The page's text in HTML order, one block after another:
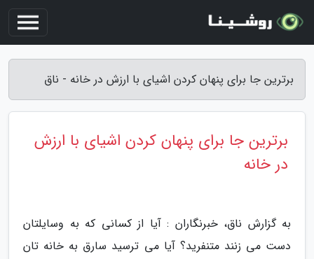
برترین جا برای پنهان کردن اشیای با ارزش در خانه - ناق
برترین جا برای پنهان کردن اشیای با ارزش
در خانه
به گزارش ناق، خبرنگاران : آیا از کسانی که به وسایلتان
دست می زنند متنفرید؟ آیا می ترسید سارق به خانه تان